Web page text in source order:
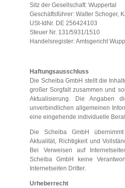
Sitz der Gesellschaft: Wuppertal
Geschäftsführer: Walter Schoger,
USt-IdNr. DE 256424103
Steuer Nr. 131/5931/1510
Handelsregister: Amtsgericht
Haftungsausschluss
Die Scheiba GmbH stellt die
großer Sorgfalt zusammen und
Aktualisierung. Die Angaben
unverbindlichen allgemeinen
eine eingehende individuelle
Die Scheiba GmbH
Aktualität, Richtigkeit und
Bei Verweisen auf
Scheiba GmbH keine
Internetseiten Dritter.
Urheberrecht